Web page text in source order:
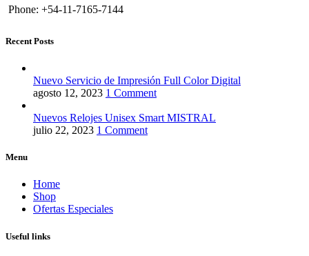
Phone: +54-11-7165-7144
Recent Posts
Nuevo Servicio de Impresión Full Color Digital
agosto 12, 2023 1 Comment
Nuevos Relojes Unisex Smart MISTRAL
julio 22, 2023 1 Comment
Menu
Home
Shop
Ofertas Especiales
Useful links